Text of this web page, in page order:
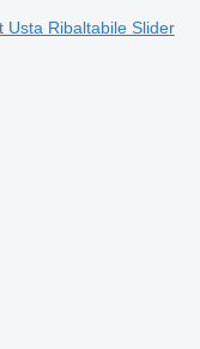
Ribaltabile Slider